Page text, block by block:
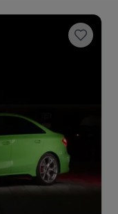
Ferrari
Dodge